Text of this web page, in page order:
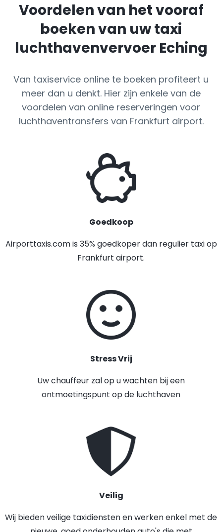
Voordelen van het vooraf
boeken van uw taxi
luchthavenvervoer Eching
Van taxiservice online te boeken profiteert u
meer dan u denkt. Hier zijn enkele van de
voordelen van online reserveringen voor
luchthaventransfers van Frankfurt airport.
Goedkoop
Airporttaxis.com is 35% goedkoper dan regulier taxi op
Frankfurt airport.
Stress Vrij
Uw chauffeur zal op u wachten bij een
ontmoetingspunt op de luchthaven
Veilig
Wij bieden veilige taxidiensten en werken enkel met de